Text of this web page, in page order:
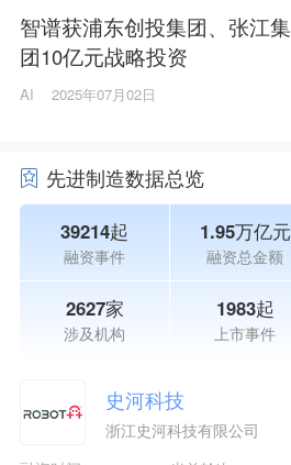
智谱获浦东创投集团、张江集
团10亿元战略投资
AI 2025年07月02日
先进制造数据总览
39214起
融资事件
1.95万亿元
融资总金额
2627家
涉及机构
1983起
上市事件
史河科技
浙江史河科技有限公司